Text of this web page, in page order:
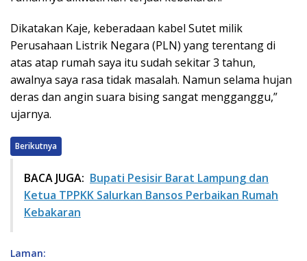
Dikatakan Kaje, keberadaan kabel Sutet milik
Perusahaan Listrik Negara (PLN) yang terentang di
atas atap rumah saya itu sudah sekitar 3 tahun,
awalnya saya rasa tidak masalah. Namun selama hujan
deras dan angin suara bising sangat mengganggu,”
ujarnya.
Berikutnya
BACA JUGA: Bupati Pesisir Barat Lampung dan
Ketua TPPKK Salurkan Bansos Perbaikan Rumah
Kebakaran
Laman: